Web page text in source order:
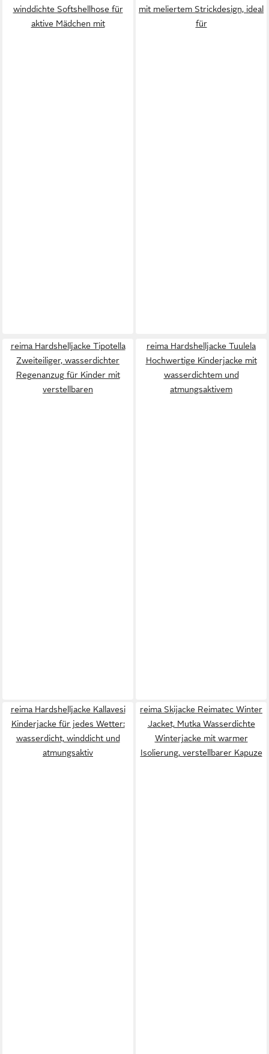
winddichte Softshellhose für
aktive Mädchen mit
mit meliertem Strickdesign, ideal
für
reima Hardshelljacke Tipotella
Zweiteiliger, wasserdichter
Regenanzug für Kinder mit
verstellbaren
reima Hardshelljacke Tuulela
Hochwertige Kinderjacke mit
wasserdichtem und
atmungsaktivem
reima Hardshelljacke Kallavesi
Kinderjacke für jedes Wetter:
wasserdicht, winddicht und
atmungsaktiv
reima Skijacke Reimatec Winter
Jacket, Mutka Wasserdichte
Winterjacke mit warmer
Isolierung, verstellbarer Kapuze